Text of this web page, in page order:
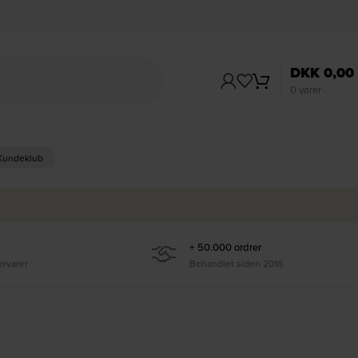
0 varer
DKK0,00
+ 50.000 ordrer
Behandlet siden 2016